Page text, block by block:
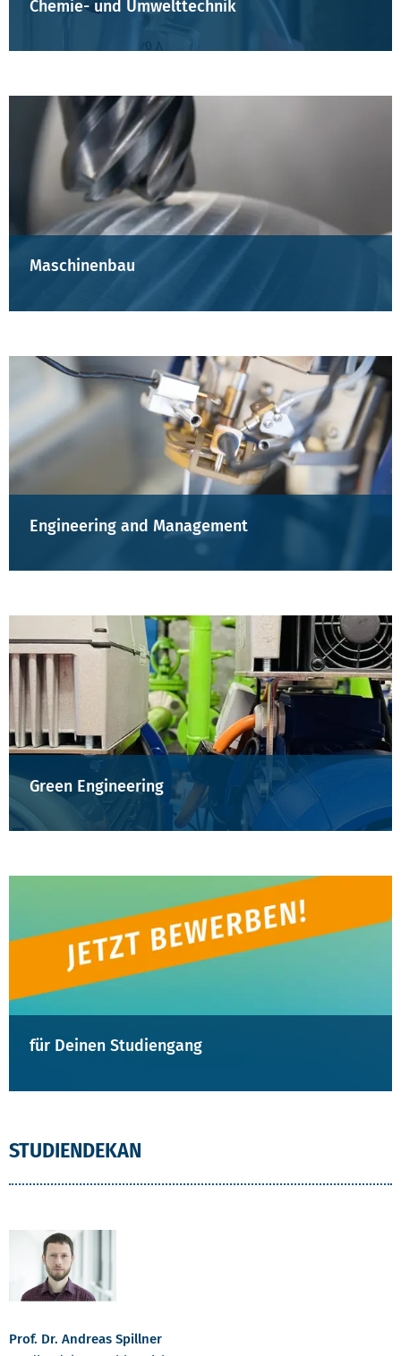
Chemie- und Umwelttechnik
Maschinenbau
Engineering and Management
Green Engineering
für Deinen Studiengang
STUDIENDEKAN
Prof. Dr. Andreas Spillner